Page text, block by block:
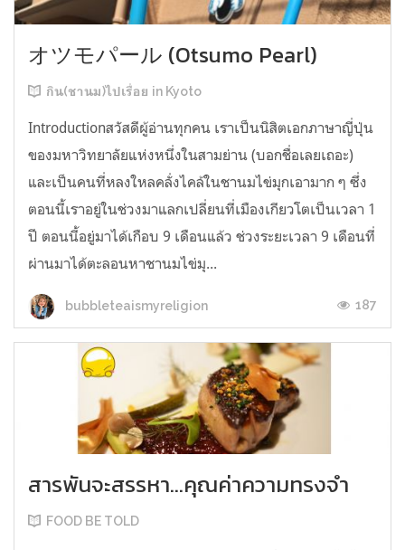
オツモパール (Otsumo Pearl)
กิน(ชานม)ไปเรื่อย in Kyoto
Introductionสวัสดีผู้อ่านทุกคน เราเป็นนิสิตเอกภาษาญี่ปุ่น
ของมหาวิทยาลัยแห่งหนึ่งในสามย่าน (บอกชื่อเลยเถอะ)
และเป็นคนที่หลงใหลคลั่งไคล้ในชานมไข่มุกเอามาก ๆ ซึ่ง
ตอนนี้เราอยู่ในช่วงมาแลกเปลี่ยนที่เมืองเกียวโตเป็นเวลา 1
ปี ตอนนี้อยู่มาได้เกือบ 9 เดือนแล้ว ช่วงระยะเวลา 9 เดือนที่
ผ่านมาได้ตะลอนหาชานมไข่มุ...
bubbleteaismyreligion 187
สารพันจะสรรหา...คุณค่าความทรงจำ
FOOD BE TOLD